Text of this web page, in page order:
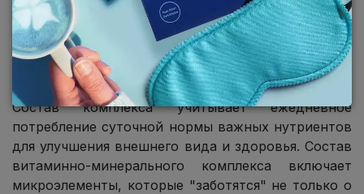
витаминов, минералов и микроэлементов,
Orthomol Beauty стимулирует выработку эластина
и коллагена - главных составляющих женской
красоты.
Состав комплекса учитывает ежедневное
потребление суточной нормы важных нутриентов
для улучшения внешнего вида и здоровья. Состав
витаминно-минерального комплекса включает
микроэлементы, которые "заботятся" не только о